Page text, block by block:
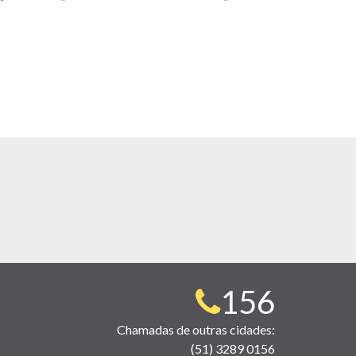
Telefone
para
156
Chamadas de outras cidades:
(51) 3289 0156